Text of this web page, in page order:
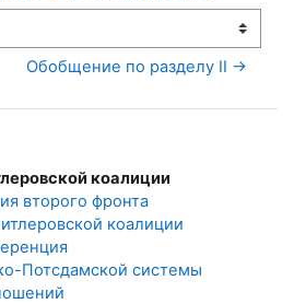
Обобщение по разделу II →
коалиции
второго фронта
коалиции
Потсдамской системы